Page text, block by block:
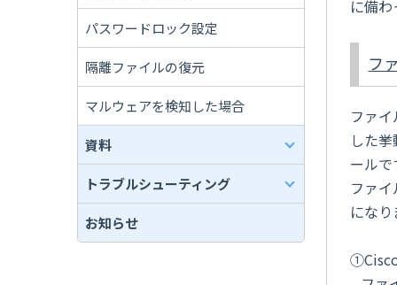
パスワードロック設定
隔離ファイルの復元
マルウェアを検知した場合
資料
トラブルシューティング
お知らせ
に備
フ
ファ
した
ールで
ファ
にな